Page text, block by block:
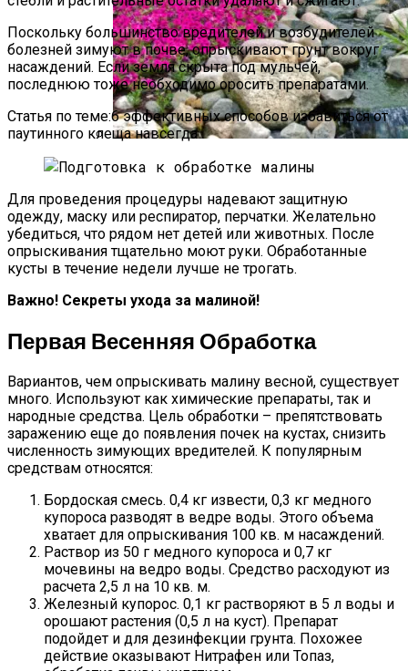
Профилактика И Лечение Болезней
Альпийская Горка – Как Сделать
Поскольку большинство вредителей и возбудителей
болезней зимуют в почве, опрыскивают грунт вокруг
насаждений. Если земля скрыта под мульчей,
последнюю тоже необходимо оросить препаратами.
Статья по теме:6 эффективных способов избавиться от
паутинного клеща навсегда
Для проведения процедуры надевают защитную
одежду, маску или респиратор, перчатки. Желательно
убедиться, что рядом нет детей или животных. После
опрыскивания тщательно моют руки. Обработанные
кусты в течение недели лучше не трогать.
Важно! Секреты ухода за малиной!
Первая Весенняя Обработка
Вариантов, чем опрыскивать малину весной, существует
много. Используют как химические препараты, так и
народные средства. Цель обработки – препятствовать
заражению еще до появления почек на кустах, снизить
численность зимующих вредителей. К популярным
средствам относятся:
Бордоская смесь. 0,4 кг извести, 0,3 кг медного
купороса разводят в ведре воды. Этого объема
хватает для опрыскивания 100 кв. м насаждений.
Раствор из 50 г медного купороса и 0,7 кг
мочевины на ведро воды. Средство расходуют из
расчета 2,5 л на 10 кв. м.
Железный купорос. 0,1 кг растворяют в 5 л воды и
орошают растения (0,5 л на куст). Препарат
подойдет и для дезинфекции грунта. Похожее
действие оказывают Нитрафен или Топаз,